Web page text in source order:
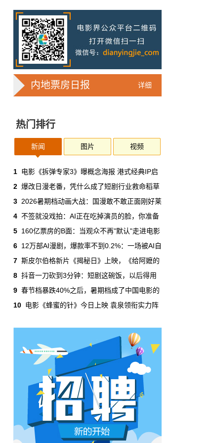
路
2025年，真人实拍微短剧的上线数量占比约
71%，AI微短剧不到30%。到了2026年第一季
度，这个比例完全倒挂——真人实拍跌到
32%，AI飙升到68%。
华策拿《西游记》赌AI那天，半个影视
一个做了几十年传统影视的头部公司，用这种
再是草根创业者的自嗨游戏，正规军来了。
本网原创
6月30日 11:34:00
7月1日起AI漫剧独立上户：30万以下
的，平台自己兜着
过去两年，AI漫剧用一种近乎无政府的方式，
吃掉了整个微短剧市场95%的产量，却几乎没
本网原创
6月29日 10:20:00
时间，年轻人在电影院里的占比缩水了一半还
多。20岁以下更夸张，从8.9%跌到2.9%，几
乎归零…
本网原创
6月29日 10:20:00
AI短剧赢了数量，真人短剧赢了命
2026年一季度，全行业上线微短剧12.8万部，
其中AI短剧12.2万部，占比超过95%。真人短
剧？只剩几千部。你猜这95%的AI短剧，拿走
了多少流量？
本网原创
6月28日 13:03:00 本网原创
详细
内地票房日报
热门排行
新闻 图片 视频
1 电影《拆弹专家3》曝概念海报 港式经典IP启
2 爆改日漫老番，凭什么成了短剧行业救命稻草
3 2026暑期档动画大战：国漫敢不敢正面刚好莱
4 不签就没戏拍：AI正在吃掉演员的脸，你准备
5 160亿票房的B面：当观众不再"默认"走进电影
6 12万部AI漫剧，爆款率不到0.2%：一场被AI自
7 斯皮尔伯格新片《揭秘日》上映，《给阿嬷的
8 抖音一刀砍到3分钟：短剧这碗饭，以后得用
9 春节档暴跌40%之后，暑期档成了中国电影的
10 电影《蜂蜜的针》今日上映 袁泉领衔实力阵